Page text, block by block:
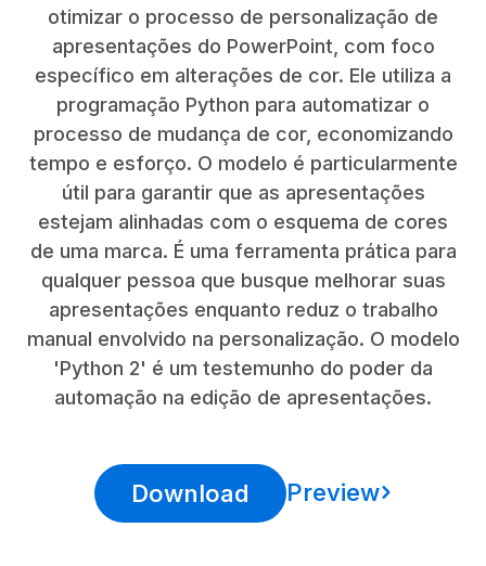
otimizar o processo de personalização de
apresentações do PowerPoint, com foco
específico em alterações de cor. Ele utiliza a
programação Python para automatizar o
processo de mudança de cor, economizando
tempo e esforço. O modelo é particularmente
útil para garantir que as apresentações
estejam alinhadas com o esquema de cores
de uma marca. É uma ferramenta prática para
qualquer pessoa que busque melhorar suas
apresentações enquanto reduz o trabalho
manual envolvido na personalização. O modelo
'Python 2' é um testemunho do poder da
automação na edição de apresentações.
Download Preview